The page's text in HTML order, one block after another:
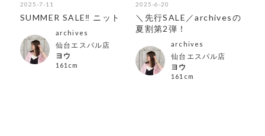
2025-7-11
SUMMER SALE‼︎ ニット
archives
仙台エスパル店
ヨウ
161cm
2025-6-20
＼先行SALE／archivesの
夏割第2弾！
archives
仙台エスパル店
ヨウ
161cm